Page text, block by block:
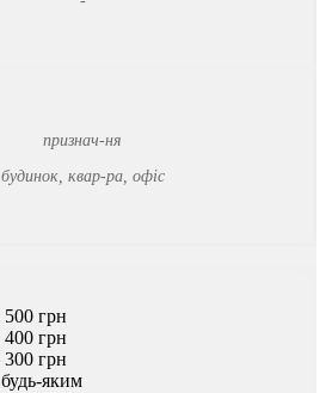
признач-ня
будинок, квар-ра, офіс
500 грн
400 грн
300 грн
яким